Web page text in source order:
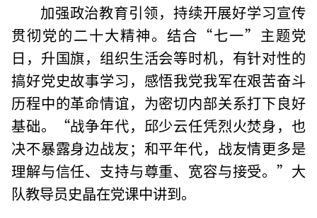
加强政治教育引领，持续开展好学习宣传
贯彻党的二十大精神。结合“七一”主题党
日，升国旗，组织生活会等时机，有针对性的
搞好党史故事学习，感悟我党我军在艰苦奋斗
历程中的革命情谊，为密切内部关系打下良好
基础。“战争年代，邱少云任凭烈火焚身，也
决不暴露身边战友；和平年代，战友情更多是
理解与信任、支持与尊重、宽容与接受。”大
队教导员史晶在党课中讲到。